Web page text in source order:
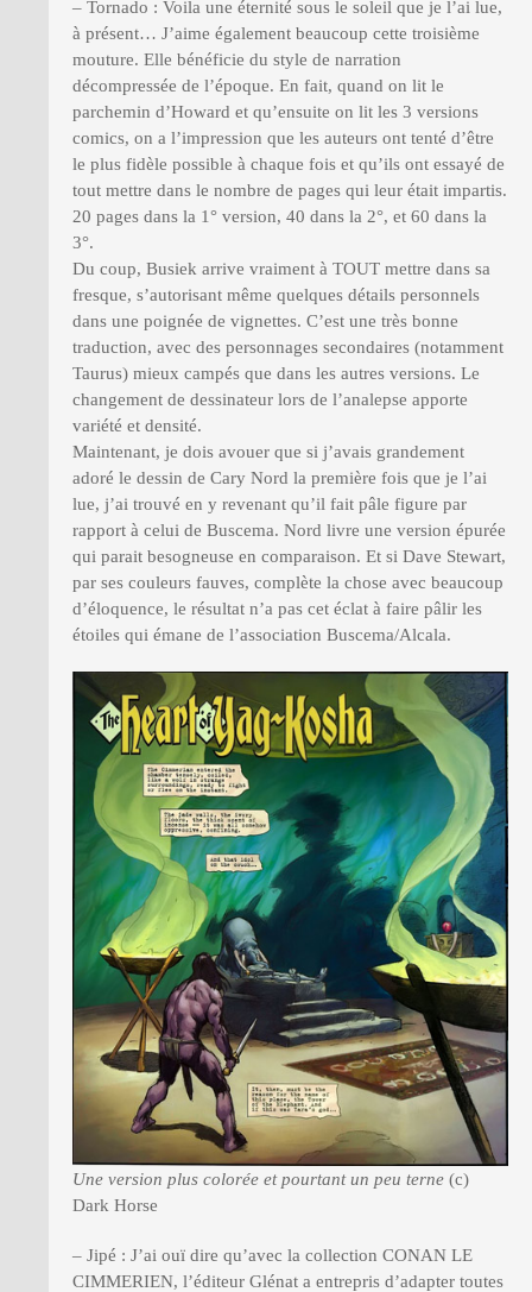
– Tornado : Voila une éternité sous le soleil que je l’ai lue,
à présent… J’aime également beaucoup cette troisième
mouture. Elle bénéficie du style de narration
décompressée de l’époque. En fait, quand on lit le
parchemin d’Howard et qu’ensuite on lit les 3 versions
comics, on a l’impression que les auteurs ont tenté d’être
le plus fidèle possible à chaque fois et qu’ils ont essayé de
tout mettre dans le nombre de pages qui leur était impartis.
20 pages dans la 1° version, 40 dans la 2°, et 60 dans la
3°.
Du coup, Busiek arrive vraiment à TOUT mettre dans sa
fresque, s’autorisant même quelques détails personnels
dans une poignée de vignettes. C’est une très bonne
traduction, avec des personnages secondaires (notamment
Taurus) mieux campés que dans les autres versions. Le
changement de dessinateur lors de l’analepse apporte
variété et densité.
Maintenant, je dois avouer que si j’avais grandement
adoré le dessin de Cary Nord la première fois que je l’ai
lue, j’ai trouvé en y revenant qu’il fait pâle figure par
rapport à celui de Buscema. Nord livre une version épurée
qui parait besogneuse en comparaison. Et si Dave Stewart,
par ses couleurs fauves, complète la chose avec beaucoup
d’éloquence, le résultat n’a pas cet éclat à faire pâlir les
étoiles qui émane de l’association Buscema/Alcala.
Une version plus colorée et pourtant un peu terne (c)
Dark Horse
– Jipé : J’ai ouï dire qu’avec la collection CONAN LE
CIMMERIEN, l’éditeur Glénat a entrepris d’adapter toutes